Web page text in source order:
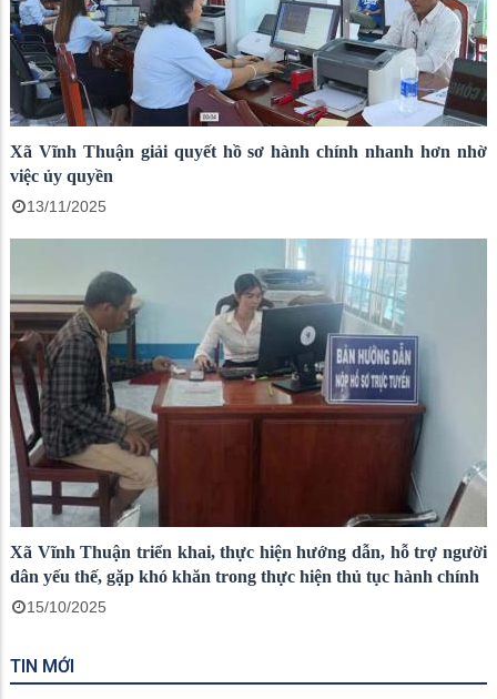
Xã Vĩnh Thuận giải quyết hồ sơ hành chính nhanh hơn nhờ
việc ủy quyền
13/11/2025
Xã Vĩnh Thuận triển khai, thực hiện hướng dẫn, hỗ trợ người
dân yếu thế, gặp khó khăn trong thực hiện thủ tục hành chính
15/10/2025
TIN MỚI